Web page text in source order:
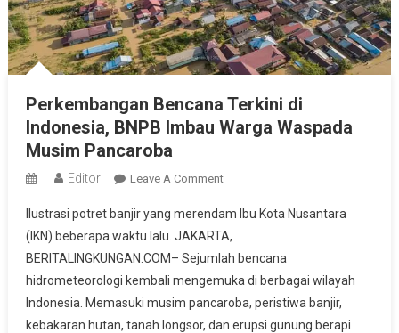
Perkembangan Bencana Terkini di
Indonesia, BNPB Imbau Warga Waspada
Musim Pancaroba
Editor Leave A CommentOn
Bencana
Terkini
Di
Indonesia,
BNPB
Imbau
Ilustrasi potret banjir yang merendam Ibu Kota Nusantara
(IKN) beberapa waktu lalu. JAKARTA,
BERITALINGKUNGAN.COM– Sejumlah bencana
hidrometeorologi kembali mengemuka di berbagai wilayah
Indonesia. Memasuki musim pancaroba, peristiwa banjir,
kebakaran hutan, tanah longsor, dan erupsi gunung berapi